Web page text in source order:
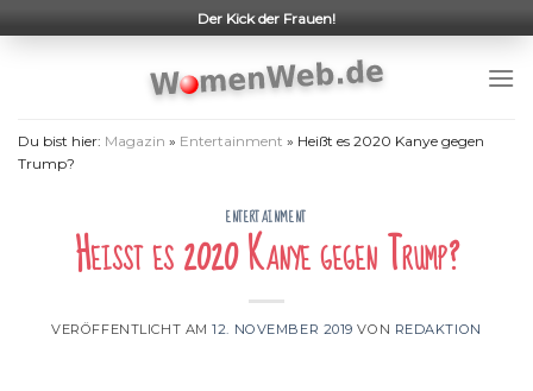
to
Der Kick der Frauen!
Du bist hier: Magazin » Entertainment » Heißt es 2020 Kanye gegen
Trump?
ENTERTAINMENT
Heißt es 2020 Kanye gegen Trump?
VERÖFFENTLICHT AM12. NOVEMBER 2019 VON REDAKTION